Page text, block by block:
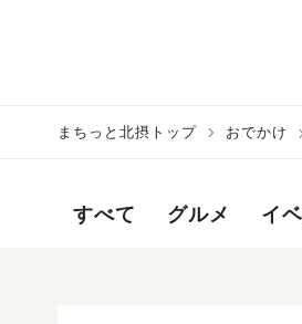
まちっと北摂トップ おでかけ
すべて グルメ イ